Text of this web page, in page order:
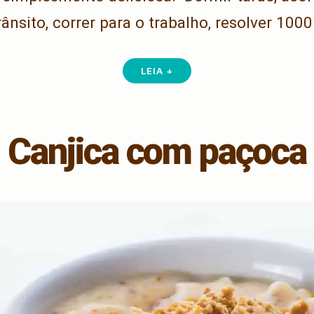
correr para o trabalho, resolver
LEIA +
Canjica com paçoca